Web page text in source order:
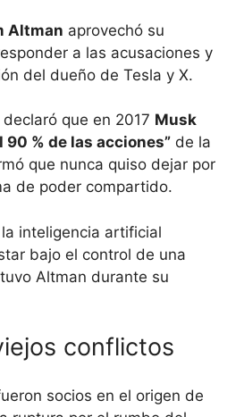
Altman aprovechó su
a las acusaciones y
del dueño de Tesla y X.
declaró que en 2017 Musk
% de las acciones” de la
que nunca quiso dejar por
de poder compartido.
inteligencia artificial
bajo el control de una
Altman durante su
conflictos